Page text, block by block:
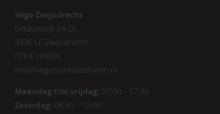
Vego Zwijndrecht
Lindtsedijk 24-26
3336 LE Zwijndrecht
078 6199000
info@vegotuinmaterialen.nl
Maandag t/m vrijdag: 07:00 – 17:00
Zaterdag: 08:30 – 12:00